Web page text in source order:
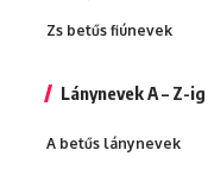
Zs betűs fiúnevek
Lánynevek A – Z-ig
A betűs lánynevek